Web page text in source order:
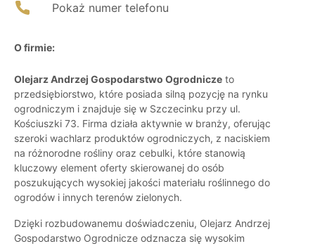
Pokaż numer telefonu
O firmie:
Olejarz Andrzej Gospodarstwo Ogrodnicze to
przedsiębiorstwo, które posiada silną pozycję na rynku
ogrodniczym i znajduje się w Szczecinku przy ul.
Kościuszki 73. Firma działa aktywnie w branży, oferując
szeroki wachlarz produktów ogrodniczych, z naciskiem
na różnorodne rośliny oraz cebulki, które stanowią
kluczowy element oferty skierowanej do osób
poszukujących wysokiej jakości materiału roślinnego do
ogrodów i innych terenów zielonych.
Dzięki rozbudowanemu doświadczeniu, Olejarz Andrzej
Gospodarstwo Ogrodnicze odznacza się wysokim